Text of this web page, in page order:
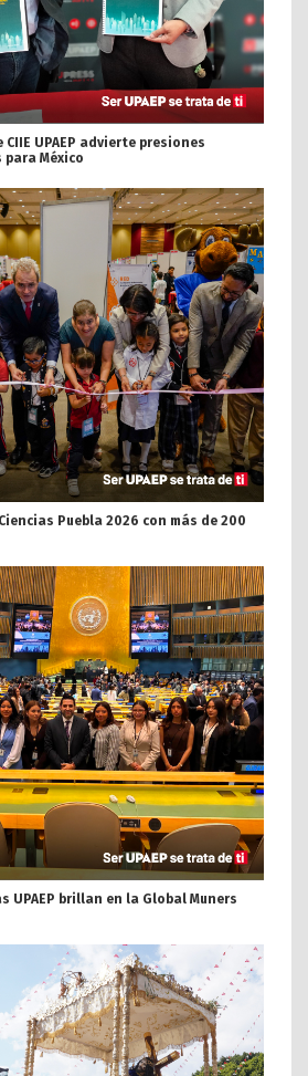
CIIE UPAEP advierte presiones
México
Puebla 2026 con más de 200
UPAEP brillan en la Global Muners